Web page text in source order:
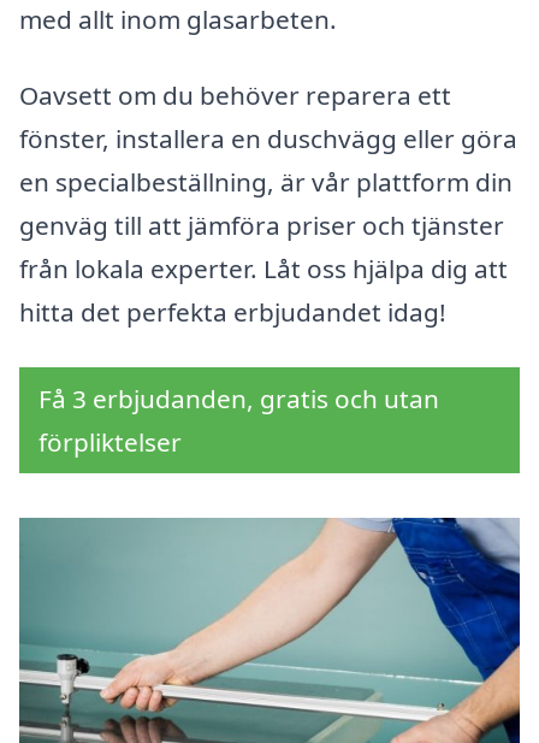
med allt inom glasarbeten.
Oavsett om du behöver reparera ett
fönster, installera en duschvägg eller göra
en specialbeställning, är vår plattform din
genväg till att jämföra priser och tjänster
från lokala experter. Låt oss hjälpa dig att
hitta det perfekta erbjudandet idag!
Få 3 erbjudanden, gratis och utan
förpliktelser